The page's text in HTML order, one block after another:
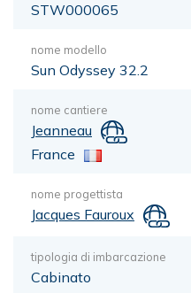
STW000065
nome modello
Sun Odyssey 32.2
nome cantiere
Jeanneau
France
nome progettista
Jacques Fauroux
tipologia di imbarcazione
Cabinato